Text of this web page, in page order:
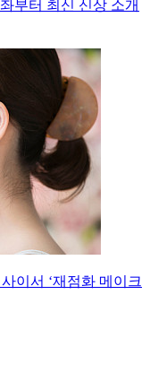
부터 최신 신상 소개
이서 ‘재점화 메이크